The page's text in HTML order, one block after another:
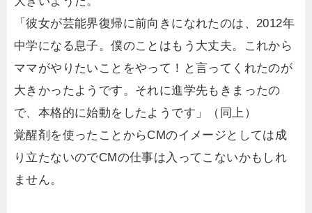
「彼女が芸能界復帰に前向きになれたのは、2012年
中学になる息子。僕のことはもう大丈夫。これから
ママがやりたいことをやって！と言ってくれたのが
大きかったようです。それに進学先もきまったの
で、本格的に始動をしたようです」（同上）
覚醒剤を使ったことからCMのイメージとしては成
り立たないのでCMの仕事は入ってこないかもしれ
ません。